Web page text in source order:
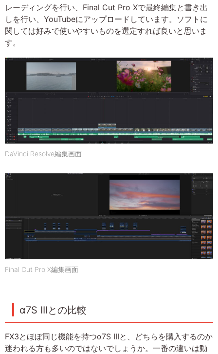
レーディングを行い、Final Cut Pro Xで最終編集と書き出
しを行い、YouTubeにアップロードしています。ソフトに
関しては好みで使いやすいものを選定すれば良いと思いま
す。
DaVinci Resolve編集画面
Final Cut Pro X編集画面
α7S IIIとの比較
FX3とほぼ同じ機能を持つα7S IIIと、どちらを購入するのか
迷われる方も多いのではないでしょうか。一番の違いは動